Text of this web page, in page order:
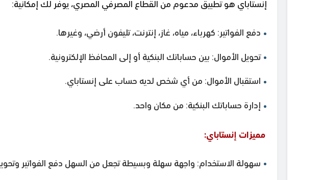
إنستاباي هو تطبيق مدعوم من القطاع المصرفي المصري، يوفر لك إمكانية:
دفع الفواتير: كهرباء، مياه، غاز، إنترنت، تليفون أرضي، وغيرها.
تحويل الأموال: بين حساباتك البنكية أو إلى المحافظ الإلكترونية.
استقبال الأموال: من أي شخص لديه حساب على إنستاباي.
إدارة حساباتك البنكية: من مكان واحد.
مميزات إنستاباي:
سهولة الاستخدام: واجهة سهلة وبسيطة تجعل من السهل دفع الفواتير